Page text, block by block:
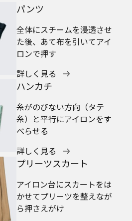
パンツ
全体にスチームを浸透させ
た後、あて布を引いてアイ
ロンで押す
詳しく見る
ハンカチ
糸がのびない方向（タテ
糸）と平行にアイロンをす
べらせる
詳しく見る
プリーツスカート
アイロン台にスカートをは
かせてプリーツを整えなが
ら押さえがけ